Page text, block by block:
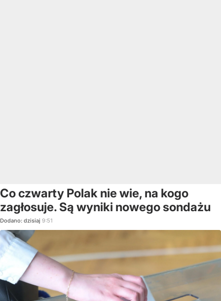
Co czwarty Polak nie wie, na kogo
zagłosuje. Są wyniki nowego sondażu
Dodano: dzisiaj 9:51